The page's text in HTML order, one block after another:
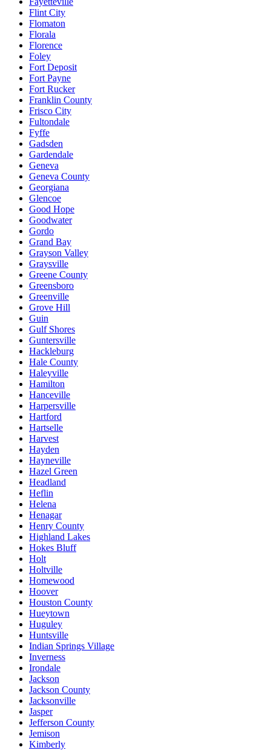
Flint City
Flomaton
Florala
Florence
Foley
Fort Deposit
Fort Payne
Fort Rucker
Franklin County
Frisco City
Fultondale
Fyffe
Gadsden
Gardendale
Geneva
Geneva County
Georgiana
Glencoe
Good Hope
Goodwater
Gordo
Grand Bay
Grayson Valley
Graysville
Greene County
Greensboro
Greenville
Grove Hill
Guin
Gulf Shores
Guntersville
Hackleburg
Hale County
Haleyville
Hamilton
Hanceville
Harpersville
Hartford
Hartselle
Harvest
Hayden
Hayneville
Hazel Green
Headland
Heflin
Helena
Henagar
Henry County
Highland Lakes
Hokes Bluff
Holt
Holtville
Homewood
Hoover
Houston County
Hueytown
Huguley
Huntsville
Indian Springs Village
Inverness
Irondale
Jackson
Jackson County
Jacksonville
Jasper
Jefferson County
Jemison
Kimberly